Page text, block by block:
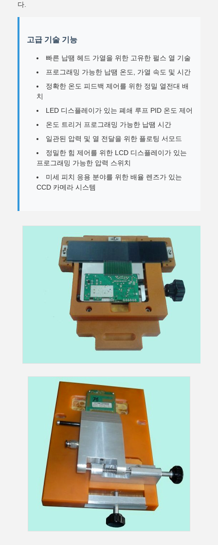
다.
고급 기술 기능
빠른 납땜 헤드 가열을 위한 고유한 펄스 열 기술
프로그래밍 가능한 납땜 온도, 가열 속도 및 시간
정확한 온도 피드백 제어를 위한 정밀 열전대 배
치
LED 디스플레이가 있는 폐쇄 루프 PID 온도 제어
온도 트리거 프로그래밍 가능한 납땜 시간
일관된 압력 및 열 전달을 위한 플로팅 서모드
정밀한 힘 제어를 위한 LCD 디스플레이가 있는
프로그래밍 가능한 압력 스위치
미세 피치 응용 분야를 위한 배율 렌즈가 있는
CCD 카메라 시스템